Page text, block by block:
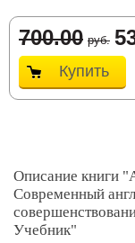
700.00 руб.
Купить
Описание книги
Современный
Учебник"